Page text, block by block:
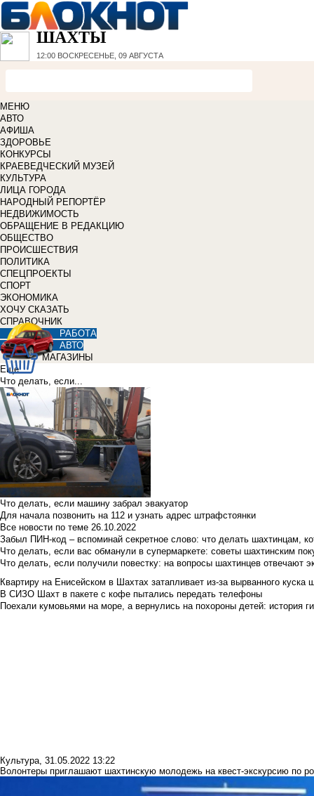
ШАХТЫ
12:00 ВОСКРЕСЕНЬЕ, 09 АВГУСТА
МЕНЮ
АВТО
АФИША
ЗДОРОВЬЕ
КОНКУРСЫ
КРАЕВЕДЧЕСКИЙ МУЗЕЙ
КУЛЬТУРА
ЛИЦА ГОРОДА
НАРОДНЫЙ РЕПОРТЁР
НЕДВИЖИМОСТЬ
ОБРАЩЕНИЕ В РЕДАКЦИЮ
ОБЩЕСТВО
ПРОИСШЕСТВИЯ
ПОЛИТИКА
СПЕЦПРОЕКТЫ
СПОРТ
ЭКОНОМИКА
ХОЧУ СКАЗАТЬ
СПРАВОЧНИК
РАБОТА
АВТО
МАГАЗИНЫ
Еще
Что делать, если...
Что делать, если машину забрал эвакуатор
Для начала позвонить на 112 и узнать адрес штрафстоянки
Все новости по теме 26.10.2022
Забыл ПИН-код – вспоминай секретное слово: что делать шахтинцам,
Что делать, если вас обманули в супермаркете: советы шахтинским
Что делать, если получили повестку: на вопросы шахтинцев отвечают
Квартиру на Енисейском в Шахтах затапливает из-за вырванного
В СИЗО Шахт в пакете с кофе пытались передать телефоны
Поехали кумовьями на море, а вернулись на похороны детей: история
Культура, 31.05.2022 13:22
Волонтеры приглашают шахтинскую молодежь на квест-экскурсию по